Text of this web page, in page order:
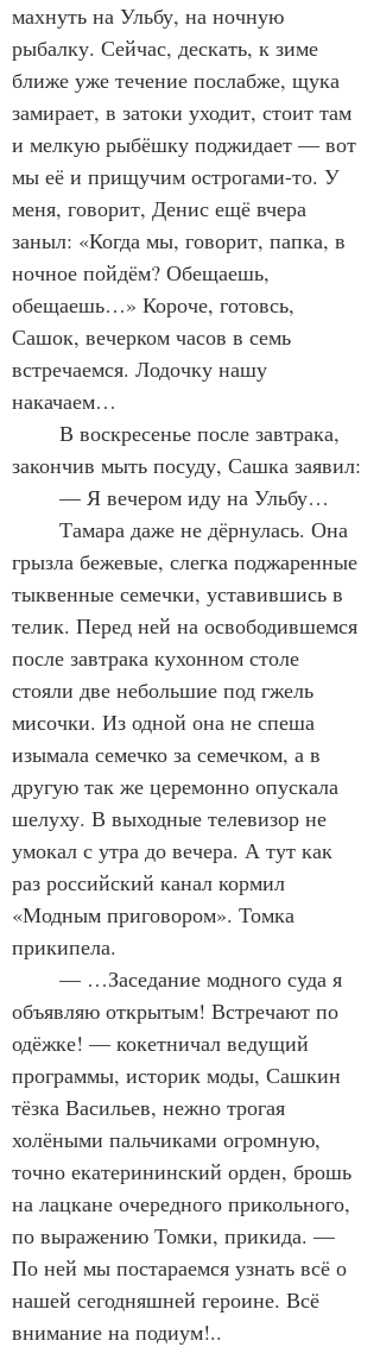
махнуть на Ульбу, на ночную
рыбалку. Сейчас, дескать, к зиме
ближе уже течение послабже, щука
замирает, в затоки уходит, стоит там
и мелкую рыбёшку поджидает — вот
мы её и прищучим острогами-то. У
меня, говорит, Денис ещё вчера
заныл: «Когда мы, говорит, папка, в
ночное пойдём? Обещаешь,
обещаешь…» Короче, готовсь,
Сашок, вечерком часов в семь
встречаемся. Лодочку нашу
накачаем…
закончив мыть посуду, Сашка заявил:
	— Я вечером иду на Ульбу…
грызла бежевые, слегка поджаренные
тыквенные семечки, уставившись в
телик. Перед ней на освободившемся
после завтрака кухонном столе
стояли две небольшие под гжель
мисочки. Из одной она не спеша
изымала семечко за семечком, а в
другую так же церемонно опускала
шелуху. В выходные телевизор не
умокал с утра до вечера. А тут как
раз российский канал кормил
«Модным приговором». Томка
прикипела.
объявляю открытым! Встречают по
одёжке! — кокетничал ведущий
программы, историк моды, Сашкин
тёзка Васильев, нежно трогая
холёными пальчиками огромную,
точно екатерининский орден, брошь
на лацкане очередного прикольного,
по выражению Томки, прикида. —
По ней мы постараемся узнать всё о
нашей сегодняшней героине. Всё
внимание на подиум!..